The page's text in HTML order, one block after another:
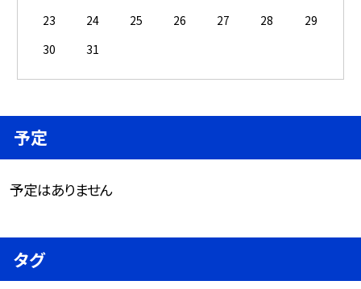
23
24 25 26 27 28
29
30
31
予定
予定はありません
タグ